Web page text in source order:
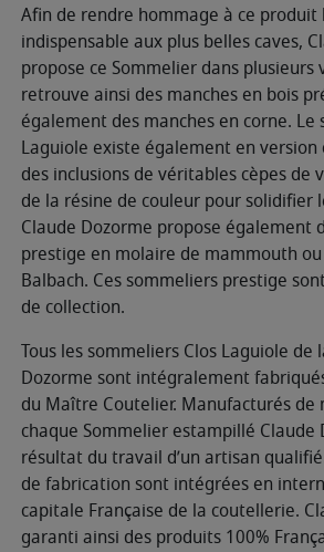
Afin de rendre hommage à ce
indispensable aux plus belles caves,
propose ce Sommelier dans plusieurs
retrouve ainsi des manches en bois
également des manches en corne. Le
Laguiole existe également en version
des inclusions de véritables cèpes de
de la résine de couleur pour solidifier
Claude Dozorme propose également
prestige en molaire de mammouth
Balbach. Ces sommeliers prestige
de collection.
Tous les sommeliers Clos Laguiole de
Dozorme sont intégralement
du Maître Coutelier. Manufacturés
chaque Sommelier estampillé Claude
résultat du travail d’un artisan
de fabrication sont intégrées en
capitale Française de la coutellerie.
garanti ainsi des produits 100%